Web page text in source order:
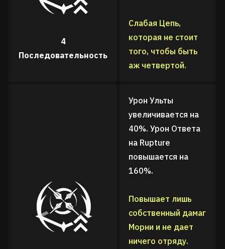
4
Последовательность
Слабая Цепь,
которая не стоит
того, чтобы быть
аж четвертой.
Урон Ульты
увеличивается на
40%. Урон Ответа
на Rupture
повышается на
160%.
Повышает лишь
собственный дамаг
Морни и не дает
ничего отряду.